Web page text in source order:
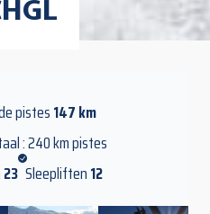
pistes147 km
: 240 km pistes
23 Sleepliften12